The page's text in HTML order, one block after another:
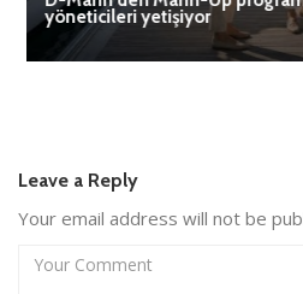
yöneticileri yetişiyor
Leave a Reply
Your email address will not be